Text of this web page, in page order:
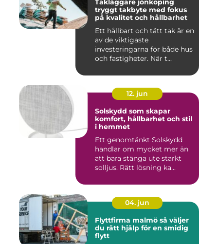
Takläggare jönköping
tryggt takbyte med fokus
på kvalitet och hållbarhet
Ett hållbart och tätt tak är en
av de viktigaste
investeringarna för både hus
och fastigheter. När t...
12. jun
Solskydd som skapar
komfort, hållbarhet och stil
i hemmet
Ett genomtänkt Solskydd
handlar om mycket mer än
att bara stänga ute starkt
solljus. Rätt lösning ka...
04. jun
Flyttfirma malmö så väljer
du rätt hjälp för en smidig
flytt